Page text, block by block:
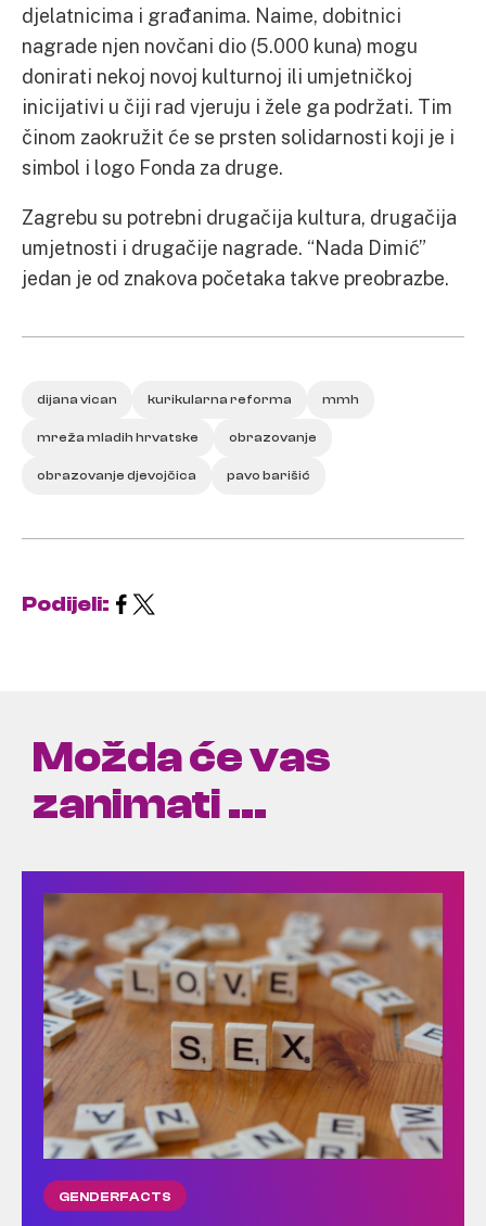
djelatnicima i građanima. Naime, dobitnici
nagrade njen novčani dio (5.000 kuna) mogu
donirati nekoj novoj kulturnoj ili umjetničkoj
inicijativi u čiji rad vjeruju i žele ga podržati. Tim
činom zaokružit će se prsten solidarnosti koji je i
simbol i logo Fonda za druge.
Zagrebu su potrebni drugačija kultura, drugačija
umjetnosti i drugačije nagrade. “Nada Dimić”
jedan je od znakova početaka takve preobrazbe.
dijana vican kurikularna reforma mmh
mreža mladih hrvatske obrazovanje
obrazovanje djevojčica pavo barišić
Podijeli:
Možda će vas
zanimati ...
GENDERFACTS